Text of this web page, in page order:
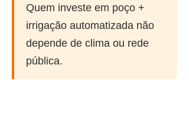
Quem investe em poço +
irrigação automatizada não
depende de clima ou rede
pública.